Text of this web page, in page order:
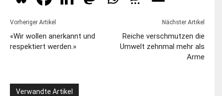
Vorheriger Artikel
«Wir wollen anerkannt und
respektiert werden.»
Nächster Artikel
Reiche verschmutzen die
Umwelt zehnmal mehr als
Arme
Verwandte Artikel